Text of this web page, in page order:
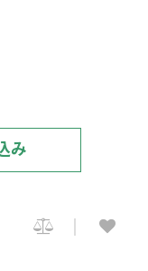
み